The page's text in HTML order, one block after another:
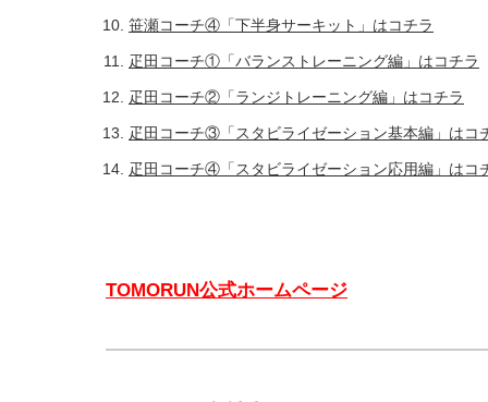
笹瀬コーチ④「下半身サーキット」はコチラ
疋田コーチ①「バランストレーニング編」はコチラ
疋田コーチ②「ランジトレーニング編」はコチラ
疋田コーチ③「スタビライゼーション基本編」はコ
疋田コーチ④「スタビライゼーション応用編」はコ
TOMORUN公式ホームページ